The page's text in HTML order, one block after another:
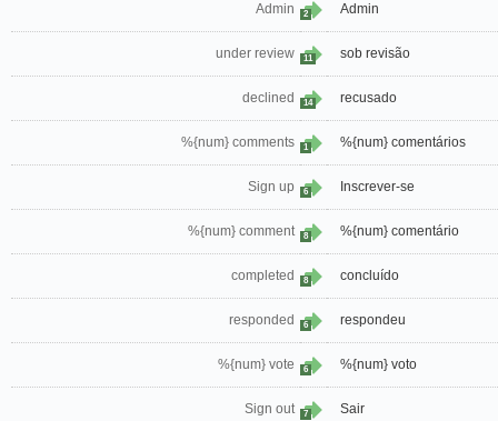
Admin 2 Admin
under review 11 sob revisão
declined 14 recusado
%{num} comments 1 %{num} comentários
Sign up 6 Inscrever-se
%{num} comment 8 %{num} comentário
completed 8 concluído
responded 6 respondeu
%{num} vote 6 %{num} voto
Sign out 7 Sair